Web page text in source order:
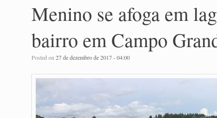
Menino se afoga em
bairro em Campo
Posted on27 de dezembro de 2017 - 04:00